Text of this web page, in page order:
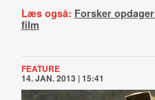
Læs også: Forsker
film
FEATURE
14. JAN. 2013 | 15:41